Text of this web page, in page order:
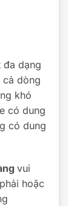
đa dạng
dòng
khó
có dung
có dung
vui
hoặc